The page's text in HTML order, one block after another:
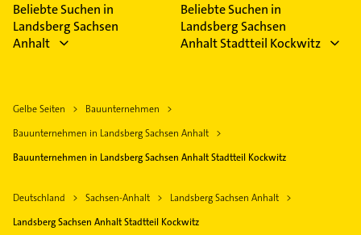
Beliebte Suchen in
Landsberg Sachsen
Anhalt
Beliebte Suchen in
Landsberg Sachsen
Anhalt Stadtteil Kockwitz
Gelbe Seiten
Bauunternehmen
Bauunternehmen in Landsberg Sachsen Anhalt
Bauunternehmen in Landsberg Sachsen Anhalt Stadtteil Kockwitz
Deutschland Sachsen-Anhalt
Landsberg Sachsen Anhalt
Landsberg Sachsen Anhalt Stadtteil Kockwitz